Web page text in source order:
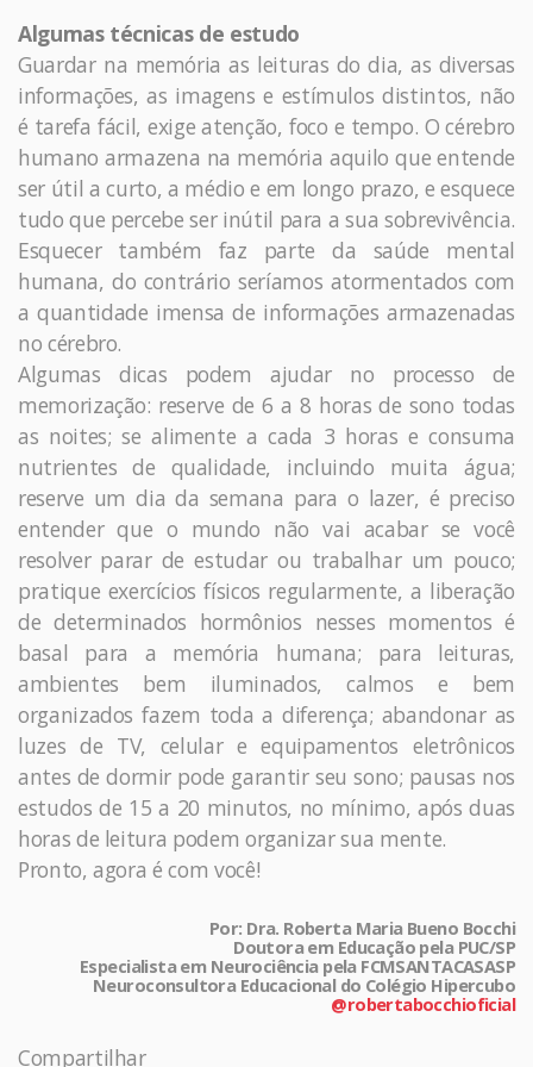
Algumas técnicas de estudo
Guardar na memória as leituras do dia, as diversas
informações, as imagens e estímulos distintos, não
é tarefa fácil, exige atenção, foco e tempo. O cérebro
humano armazena na memória aquilo que entende
ser útil a curto, a médio e em longo prazo, e esquece
tudo que percebe ser inútil para a sua sobrevivência.
Esquecer também faz parte da saúde mental
humana, do contrário seríamos atormentados com
a quantidade imensa de informações armazenadas
no cérebro.
Algumas dicas podem ajudar no processo de
memorização: reserve de 6 a 8 horas de sono todas
as noites; se alimente a cada 3 horas e consuma
nutrientes de qualidade, incluindo muita água;
reserve um dia da semana para o lazer, é preciso
entender que o mundo não vai acabar se você
resolver parar de estudar ou trabalhar um pouco;
pratique exercícios físicos regularmente, a liberação
de determinados hormônios nesses momentos é
basal para a memória humana; para leituras,
ambientes bem iluminados, calmos e bem
organizados fazem toda a diferença; abandonar as
luzes de TV, celular e equipamentos eletrônicos
antes de dormir pode garantir seu sono; pausas nos
estudos de 15 a 20 minutos, no mínimo, após duas
horas de leitura podem organizar sua mente.
Pronto, agora é com você!
Por: Dra. Roberta Maria Bueno Bocchi
Doutora em Educação pela PUC/SP
Especialista em Neurociência pela FCMSANTACASASP
Neuroconsultora Educacional do Colégio Hipercubo
@robertabocchioficial
Compartilhar